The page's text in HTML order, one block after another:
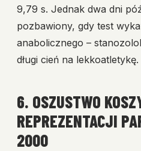
9,79 s. Jednak dwa dni
pozbawiony, gdy test
anabolicznego –
długi cień na lekkoatletykę.
6. OSZUSTWO
REPREZENTACJI
2000